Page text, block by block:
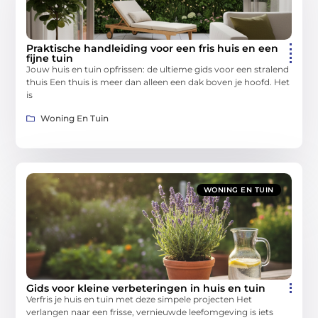
Praktische handleiding voor een fris huis en een
fijne tuin
Jouw huis en tuin opfrissen: de ultieme gids voor een stralend
thuis Een thuis is meer dan alleen een dak boven je hoofd. Het
is
Woning En Tuin
WONING EN TUIN
Gids voor kleine verbeteringen in huis en tuin
Verfris je huis en tuin met deze simpele projecten Het
verlangen naar een frisse, vernieuwde leefomgeving is iets